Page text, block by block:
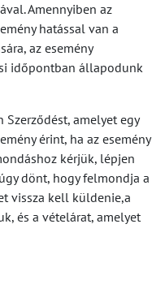
Amennyiben az
hatással van a
az esemény
időpontban állapodunk
amelyet egy
érint, ha az esemény
kérjük, lépjen
dönt, hogy felmondja a
vissza kell küldenie,a
és a vételárat, amelyet